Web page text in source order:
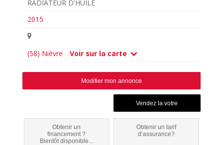
RADIATEUR D'HUILE
2015
(58) Nièvre Voir sur la carte
Modifier mon annonce
Obtenir un
financement ?
Bientôt disponible...
Obtenir un tarif
d’assurance?